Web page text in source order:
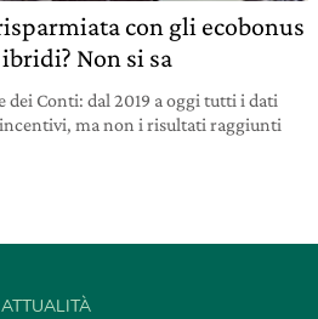
con gli ecobonus
Non si sa
dei Conti: dal 2019 a oggi tutti i dati
ma non i risultati raggiunti
ATTUALITÀ